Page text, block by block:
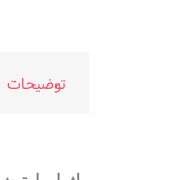
توضیحات